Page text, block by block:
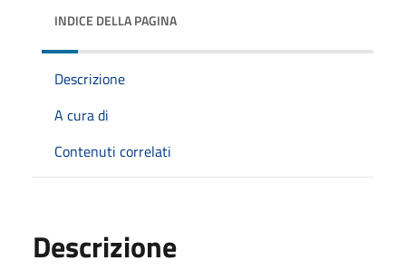
INDICE DELLA PAGINA
Descrizione
A cura di
Contenuti correlati
Descrizione